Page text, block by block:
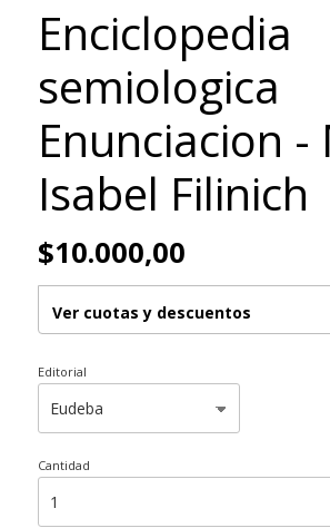
Enciclopedia
semiologica
Enunciacion -
Isabel Filinich
$10.000,00
Ver cuotas y descuentos
Editorial
Cantidad